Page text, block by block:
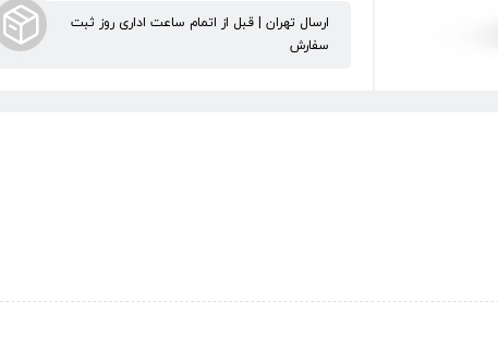
ارسال تهران | قبل از اتمام ساعت اداری روز ثبت
سفارش